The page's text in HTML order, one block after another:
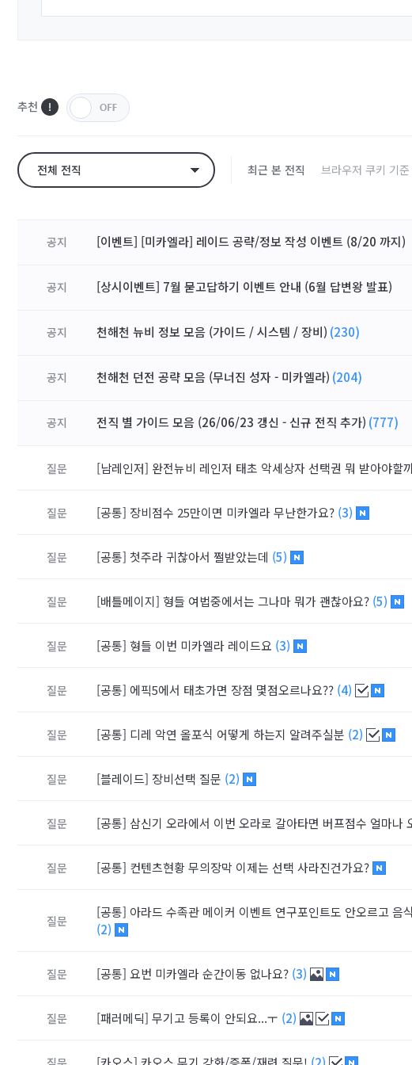
추천
전체 전직 최근 본 전직 브라우저 쿠키 기
공지 [이벤트] [미카엘라] 레이드 공략/정보 작성 이벤트 (8/20 까지)
공지 [상시이벤트] 7월 묻고답하기 이벤트 안내 (6월 답변왕 발표)
공지 천해천 뉴비 정보 모음 (가이드 / 시스템 / 장비) (230)
공지 천해천 던전 공략 모음 (무너진 성자 - 미카엘라) (204)
공지 전직 별 가이드 모음 (26/06/23 갱신 - 신규 전직 추가) (777)
질문 [남레인저] 완전뉴비 레인저 태초 악세상자 선택권 뭐 받아야할
질문 [공통] 장비점수 25만이면 미카엘라 무난한가요? (3)
질문 [공통] 첫주라 귀찮아서 쩔받았는데 (5)
질문 [배틀메이지] 형들 여법중에서는 그나마 뭐가 괜찮아요? (5)
질문 [공통] 형들 이번 미카엘라 레이드요 (3)
질문 [공통] 에픽5에서 태초가면 장점 몇점오르나요?? (4)
질문 [공통] 디레 악연 올포식 어떻게 하는지 알려주실분 (2)
질문 [블레이드] 장비선택 질문 (2)
질문 [공통] 삼신기 오라에서 이번 오라로 갈아타면 버프점수 얼마나
질문 [공통] 컨텐츠현황 무의장막 이제는 선택 사라진건가요?
질문
[공통] 아라드 수족관 메이커 이벤트 연구포인트도 안오르고 음
(2)
질문 [공통] 요번 미카엘라 순간이동 없나요? (3)
질문 [패러메딕] 무기고 등록이 안되요...ㅜ (2)